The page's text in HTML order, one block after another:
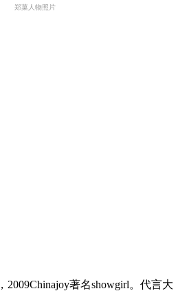
郑菓人物照片
著名showgirl。代言大